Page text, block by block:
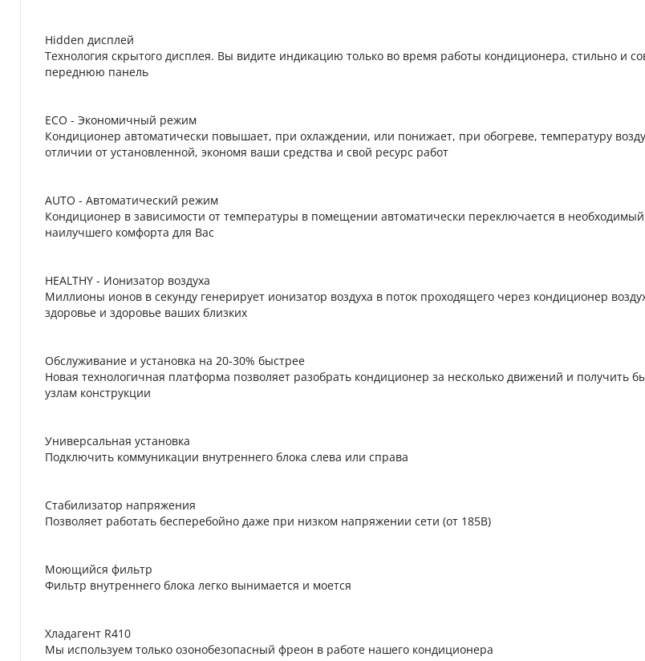
Hidden дисплей
Технология скрытого дисплея. Вы видите индикацию только во время работы кондиционера, стильно и
переднюю панель
ECO - Экономичный режим
Кондиционер автоматически повышает, при охлаждении, или понижает, при обогреве, температуру
отличии от установленной, экономя ваши средства и свой ресурс работ
AUTO - Автоматический режим
Кондиционер в зависимости от температуры в помещении автоматически переключается в
наилучшего комфорта для Вас
HEALTHY - Ионизатор воздуха
Миллионы ионов в секунду генерирует ионизатор воздуха в поток проходящего через кондиционер
здоровье и здоровье ваших близких
Обслуживание и установка на 20-30% быстрее
Новая технологичная платформа позволяет разобрать кондиционер за несколько движений и получить
узлам конструкции
Универсальная установка
Подключить коммуникации внутреннего блока слева или справа
Стабилизатор напряжения
Позволяет работать бесперебойно даже при низком напряжении сети (от 185В)
Моющийся фильтр
Фильтр внутреннего блока легко вынимается и моется
Хладагент R410
Мы используем только озонобезопасный фреон в работе нашего кондиционера